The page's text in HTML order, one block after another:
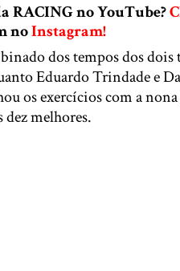
RACING no YouTube?
noInstagram!
dos tempos dos
Eduardo Trindade e
os exercícios com a
melhores.